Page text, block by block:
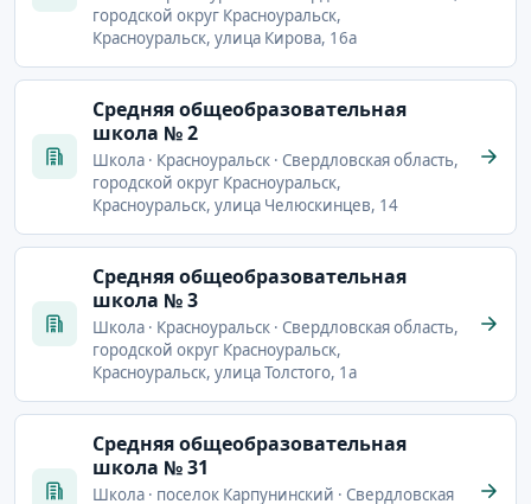
городской округ Красноуральск,
Красноуральск, улица Кирова, 16а
Cредняя общеобразовательная
школа № 2
Школа · Красноуральск · Свердловская область,
городской округ Красноуральск,
Красноуральск, улица Челюскинцев, 14
Cредняя общеобразовательная
школа № 3
Школа · Красноуральск · Свердловская область,
городской округ Красноуральск,
Красноуральск, улица Толстого, 1а
Cредняя общеобразовательная
школа № 31
Школа · поселок Карпунинский · Свердловская